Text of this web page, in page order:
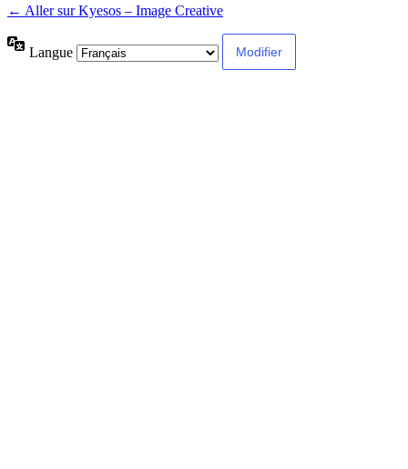
← Aller sur Kyesos – Image Creative
Langue